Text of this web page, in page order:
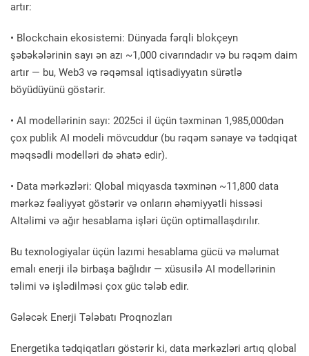
artır:
• Blockchain ekosistemi: Dünyada fərqli blokçeyn
şəbəkələrinin sayı ən azı ~1,000 civarındadır və bu rəqəm daim
artır — bu, Web3 və rəqəmsal iqtisadiyyatın sürətlə
böyüdüyünü göstərir.
• AI modellərinin sayı: 2025ci il üçün təxminən 1,985,000dən
çox publik AI modeli mövcuddur (bu rəqəm sənaye və tədqiqat
məqsədli modelləri də əhatə edir).
• Data mərkəzləri: Qlobal miqyasda təxminən ~11,800 data
mərkəz fəaliyyət göstərir və onların əhəmiyyətli hissəsi
AItəlimi və ağır hesablama işləri üçün optimallaşdırılır.
Bu texnologiyalar üçün lazımi hesablama gücü və məlumat
emalı enerji ilə birbaşa bağlıdır — xüsusilə AI modellərinin
təlimi və işlədilməsi çox güc tələb edir.
Gələcək Enerji Tələbatı Proqnozları
Energetika tədqiqatları göstərir ki, data mərkəzləri artıq qlobal